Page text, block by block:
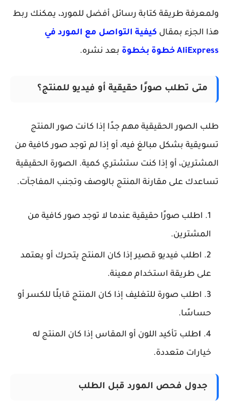
ولمعرفة طريقة كتابة رسائل أفضل للمورد، يمكنك ربط
هذا الجزء بمقال كيفية التواصل مع المورد في
AliExpress خطوة بخطوة
بعد نشره.
متى تطلب صورًا حقيقية أو فيديو للمنتج؟
طلب الصور الحقيقية مهم جدًا إذا كانت صور المنتج
تسويقية بشكل مبالغ فيه، أو إذا لم توجد صور كافية من
المشترين، أو إذا كنت ستشتري كمية. الصورة الحقيقية
تساعدك على مقارنة المنتج بالوصف وتجنب المفاجآت.
اطلب صورًا حقيقية عندما لا توجد صور كافية من
المشترين.
اطلب فيديو قصير إذا كان المنتج يتحرك أو يعتمد
على طريقة استخدام معينة.
اطلب صورة للتغليف إذا كان المنتج قابلًا للكسر أو
حساسًا.
اطلب تأكيد اللون أو المقاس إذا كان المنتج له
خيارات متعددة.
جدول فحص المورد قبل الطلب